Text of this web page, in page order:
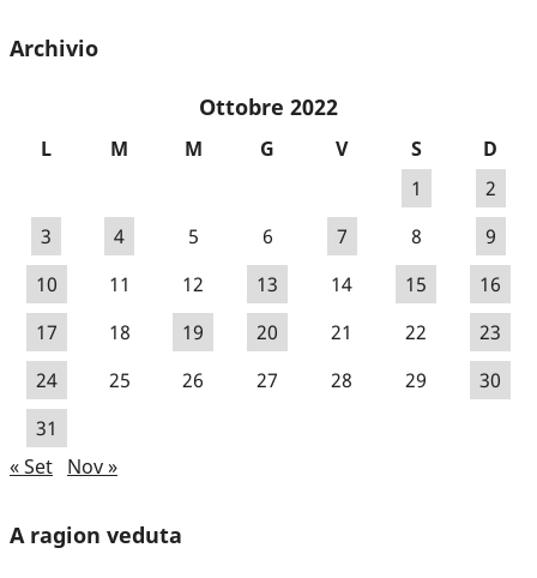
Archivio
Ottobre 2022
L M M G V S
D
1
2
3
4 5 6 7 8
9
10
11 12 13 14 15
16
17
18 19 20 21 22
23
24
25 26 27 28 29
30
31
« Set Nov »
A ragion veduta